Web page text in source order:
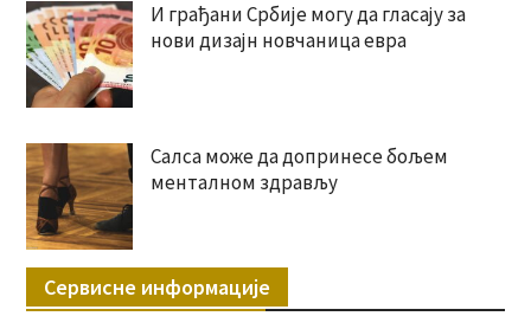
И грађани Србије могу да гласају за
нови дизајн новчаница евра
Салса може да допринесе бољем
менталном здрављу
Сервисне информације